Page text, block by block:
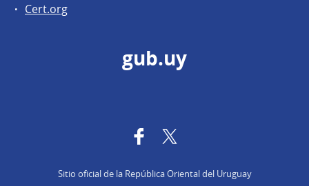
Cert.org
gub.uy
Facebook
Sitio oficial de la República Oriental del Uruguay